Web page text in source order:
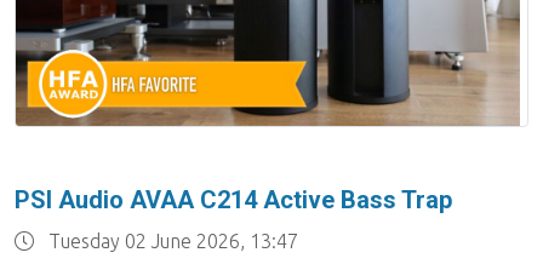
PSI Audio AVAA C214 Active Bass Trap
Tuesday 02 June 2026, 13:47
Lake People
Lynx Studio Technology